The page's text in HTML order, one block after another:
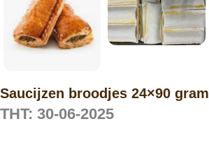
Saucijzen broodjes 24×90 gram
THT: 30-06-2025